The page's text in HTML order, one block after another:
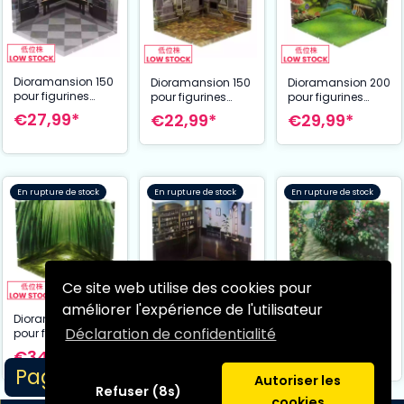
Ce site web utilise des cookies pour
améliorer l'expérience de l'utilisateur
Déclaration de confidentialité
Refuser (8s)
Autoriser les
Page 1/4
Dioramansion 150
pour figurines
Nendoroid et
Figma Office
€27,99*
Dioramansion 150
pour figurines
Nendoroid et
Figma Graveyard
€22,99*
Dioramansion 200
pour figurines
Nendoroid et
Figma Forest
€29,99*
En rupture de stock
Dioramansion 150
pour figurines
Nendoroid et
Figma Bamboo
Forest (Daytime)
€34,99*
En rupture de stock
Dioramansion 200
pour figurines
En rupture de stock
Dioramansion 200
Figma Rose
Garden
€37,99*